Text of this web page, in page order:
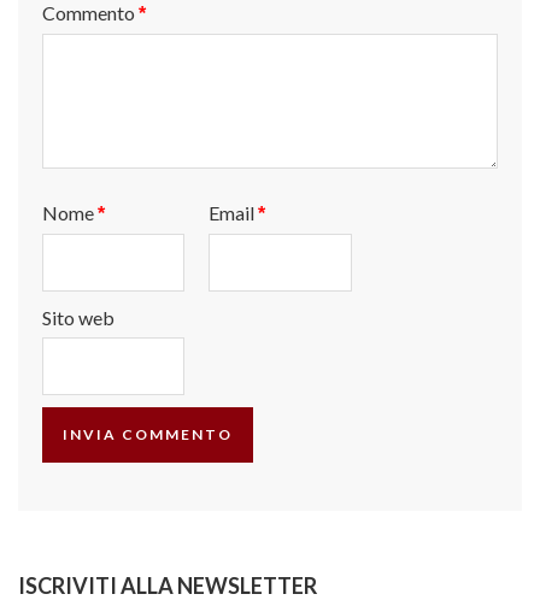
Commento *
Nome* Email*
Sito web
ISCRIVITI ALLA NEWSLETTER